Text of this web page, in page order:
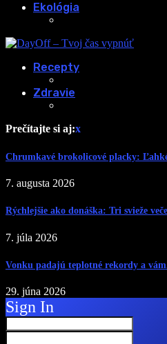
Ekológia
Recepty
Zdravie
Prečítajte si aj:x
Chrumkavé brokolicové placky:
7. augusta 2026
Rýchlejšie ako donáška: Tri svieže
7. júla 2026
Vonku padajú teplotné rekordy a
29. júna 2026
Sign In